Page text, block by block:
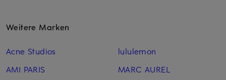
Weitere Marken
Acne Studios
AMI PARIS
lululemon
MARC AUREL